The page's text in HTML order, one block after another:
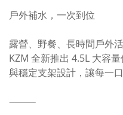
戶外補水，一次到位
露營、野餐、長時間戶外
KZM 全新推出 4.5L 大容
與穩定支架設計，讓每一
⸻